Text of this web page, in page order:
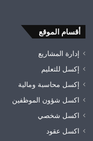
أقسام الموقع
إدارة المشاريع
إكسل للتعليم
إكسل محاسبة ومالية
اكسل شؤون الموظفين
اكسل شخصي
اكسل عقود